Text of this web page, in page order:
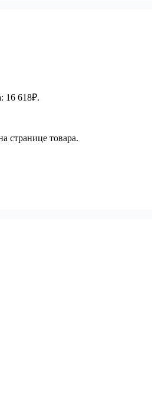
16 618₽.
странице товара.